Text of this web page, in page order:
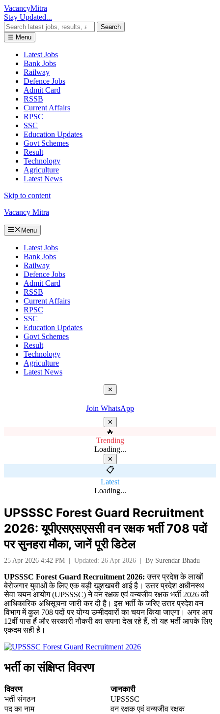
VacancyMitra
Stay Updated...
Search
☰ Menu
Latest Jobs
Bank Jobs
Railway
Defence Jobs
Admit Card
RSSB
Current Affairs
RPSC
SSC
Education Updates
Govt Schemes
Result
Technology
Agriculture
Latest News
Skip to content
Vacancy Mitra
Menu
Latest Jobs
Bank Jobs
Railway
Defence Jobs
Admit Card
RSSB
Current Affairs
RPSC
SSC
Education Updates
Govt Schemes
Result
Technology
Agriculture
Latest News
✕
Join WhatsApp
✕
🔥
Trending
Loading...
✕
📋
Latest
Loading...
UPSSSC Forest Guard Recruitment
2026: यूपीएसएसएससी वन रक्षक भर्ती 708 पदों
पर सुनहरा मौका, जानें पूरी डिटेल
25 Apr 2026 4:42 PM | Updated: 26 Apr 2026 | By Surendar Bhadu
UPSSSC Forest Guard Recruitment 2026:उत्तर प्रदेश के लाखों
बेरोजगार युवाओं के लिए एक बड़ी खुशखबरी आई है। उत्तर प्रदेश अधीनस्थ
सेवा चयन आयोग (UPSSSC) ने वन रक्षक एवं वन्यजीव रक्षक भर्ती 2026 की
आधिकारिक अधिसूचना जारी कर दी है। इस भर्ती के जरिए उत्तर प्रदेश वन
विभाग में कुल 708 पदों पर योग्य उम्मीदवारों का चयन किया जाएगा। अगर आप
12वीं पास हैं और सरकारी नौकरी का सपना देख रहे हैं, तो यह भर्ती आपके लिए
एकदम सही है।
भर्ती का संक्षिप्त विवरण
विवरण
जानकारी
भर्ती संगठन
UPSSSC
पद का नाम
वन रक्षक एवं वन्यजीव रक्षक